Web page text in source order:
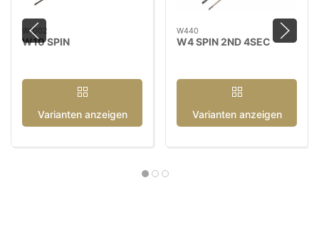
W1002
W10 SPIN
Varianten anzeigen
W440
W4 SPIN 2ND 4SEC
Varianten anzeigen